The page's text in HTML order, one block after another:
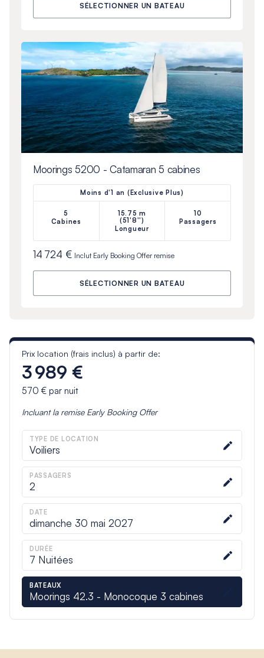
SÉLECTIONNER UN BATEAU
Moorings 5200 - Catamaran 5 cabines
Moins d'1 an (Exclusive Plus)
5
Cabines
15.75 m
(51'8'')
Longueur
10
Passagers
14 724 € Inclut Early Booking Offerremise
SÉLECTIONNER UN BATEAU
Prix location (frais inclus) à partir de:
3 989 €
570 €par nuit
Incluant la remise Early Booking Offer
TYPE DE LOCATION
Voiliers
PASSAGERS
2
DATE
dimanche 30 mai 2027
DURÉE
7 Nuitées
BATEAUX
Moorings 42.3 - Monocoque 3 cabines